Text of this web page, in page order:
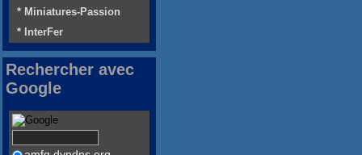
* Miniatures-Passion
* InterFer
Rechercher avec
Google